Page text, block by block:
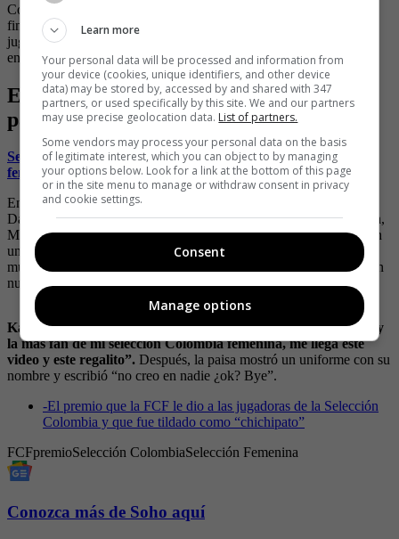
Colombia perdió ante Marruecos pero logró clasificar a octavos de
final, dejando en alto el nombre de nuestro país. Sin duda las
jugadores merecen recibir los premios de acuerdo a su desempeño
en este mundial femenino.
El regalazo que recibió Karol G por
parte de la Selección de fútbol femenina
Se trata de Karol G, la cantante es fanática de la tricolor
femenina y ellas le mandaron un obsequio.
En sus historias, la artista compartió un video de las jugadoras
Daniela Caracas, Linda Caicedo, Jorelyn Carabalí, Ivonne Chacón,
Manuela Vanegas, Carolina Arias en el hotel mientras le mandaban
un mensaje diciéndole lo siguiente: “Queremos enviarte un saludo
muy grande y muy especial, está presente en nuestro camerino y en
nuestra selección. Estás dejando el nombre del país en alto”.
Karol G posteó el video de las futbolistas y les dijo: “yo que soy
la más fan de mi selección Colombia femenina, me llega este
video y este regalito”. Después, la paisa mostró un uniforme con su
nombre y escribió “no creo en nadie ¿ok? Bye”.
-El premio que la FCF le dio a las jugadoras de la Selección
Colombia y que fue tildado como “chichipato”
FCFpremioSelección ColombiaSelección Femenina
Conozca más de Soho aquí
Learn more
Your personal data will be processed and information from
your device (cookies, unique identifiers, and other device
data) may be stored by, accessed by and shared with 347
partners, or used specifically by this site. We and our partners
may use precise geolocation data. List of partners.
Some vendors may process your personal data on the basis
of legitimate interest, which you can object to by managing
your options below. Look for a link at the bottom of this page
or in the site menu to manage or withdraw consent in privacy
and cookie settings.
Consent
Manage options